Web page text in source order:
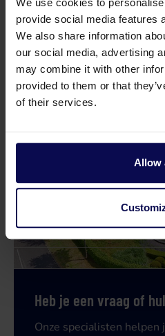
provide social media features
We also share information
our social media, advertising
may combine it with other
provided to them or that
of their services.
Allow
Verkoopeenheid
Vermogen
Heb je een vraag of
Onze specialisten helpen